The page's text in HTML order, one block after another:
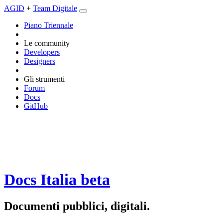
AGID + Team Digitale
Piano Triennale
Le community
Developers
Designers
Gli strumenti
Forum
Docs
GitHub
Docs Italia beta
Documenti pubblici, digitali.